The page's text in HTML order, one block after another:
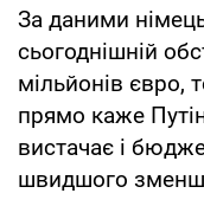
За даними
сьогоднішній
мільйонів євро,
прямо каже
вистачає і
швидшого